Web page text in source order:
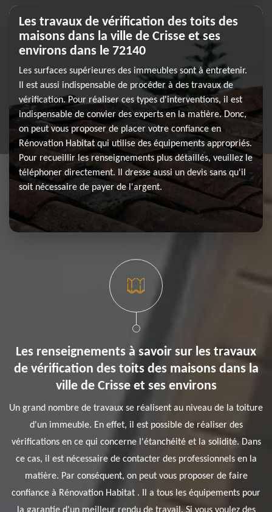
Les travaux de vérification des toits des
maisons dans la ville de Crisse et ses
environs dans le 72140
Les surfaces supérieures des immeubles sont à entretenir.
Il est aussi indispensable de procéder à des travaux de
vérification. Pour réaliser ces types d'interventions, il est
indispensable de convier des experts en la matière. Donc,
on peut vous proposer de placer votre confiance en
Rénovation Habitat qui utilise des équipements appropriés.
Pour recueillir les renseignements plus détaillés, veuillez le
téléphoner directement. Il dresse aussi un devis sans qu'il
soit nécessaire de payer de l'argent.
Les renseignements à savoir sur les travaux
de vérification des toits des maisons dans la
ville de Crisse et ses environs
Un grand nombre de travaux se réalisent au niveau de la toiture
d'un immeuble. En effet, il est possible de réaliser des
vérifications en ce qui concerne l'étanchéité et la solidité. Dans
ce cas, il est nécessaire de contacter des professionnels en la
matière. Par conséquent, on peut vous proposer de faire
confiance à Rénovation Habitat . Il a tous les équipements pour